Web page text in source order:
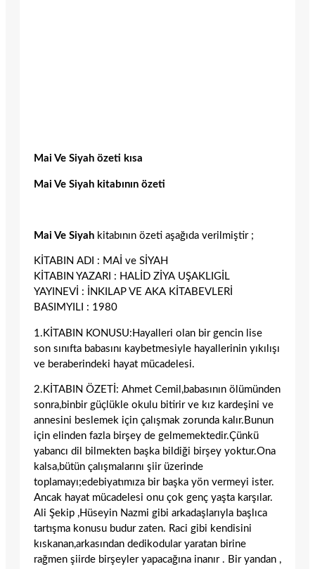
Mai Ve Siyah özeti kısa
Mai Ve Siyah kitabının özeti
Mai Ve Siyah kitabının özeti aşağıda verilmiştir ;
KİTABIN ADI : MAİ ve SİYAH
KİTABIN YAZARI : HALİD ZİYA UŞAKLIGİL
YAYINEVİ : İNKILAP VE AKA KİTABEVLERİ
BASIMYILI : 1980
1.KİTABIN KONUSU:Hayalleri olan bir gencin lise
son sınıfta babasını kaybetmesiyle hayallerinin yıkılışı
ve beraberindeki hayat mücadelesi.
2.KİTABIN ÖZETİ: Ahmet Cemil,babasının ölümünden
sonra,binbir güçlükle okulu bitirir ve kız kardeşini ve
annesini beslemek için çalışmak zorunda kalır.Bunun
için elinden fazla birşey de gelmemektedir.Çünkü
yabancı dil bilmekten başka bildiği birşey yoktur.Ona
kalsa,bütün çalışmalarını şiir üzerinde
toplamayı;edebiyatımıza bir başka yön vermeyi ister.
Ancak hayat mücadelesi onu çok genç yaşta karşılar.
Ali Şekip ,Hüseyin Nazmi gibi arkadaşlarıyla başlıca
tartışma konusu budur zaten. Raci gibi kendisini
kıskanan,arkasından dedikodular yaratan birine
rağmen şiirde birşeyler yapacağına inanır . Bir yandan ,